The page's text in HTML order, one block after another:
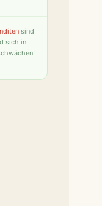
% S
sind
sich in